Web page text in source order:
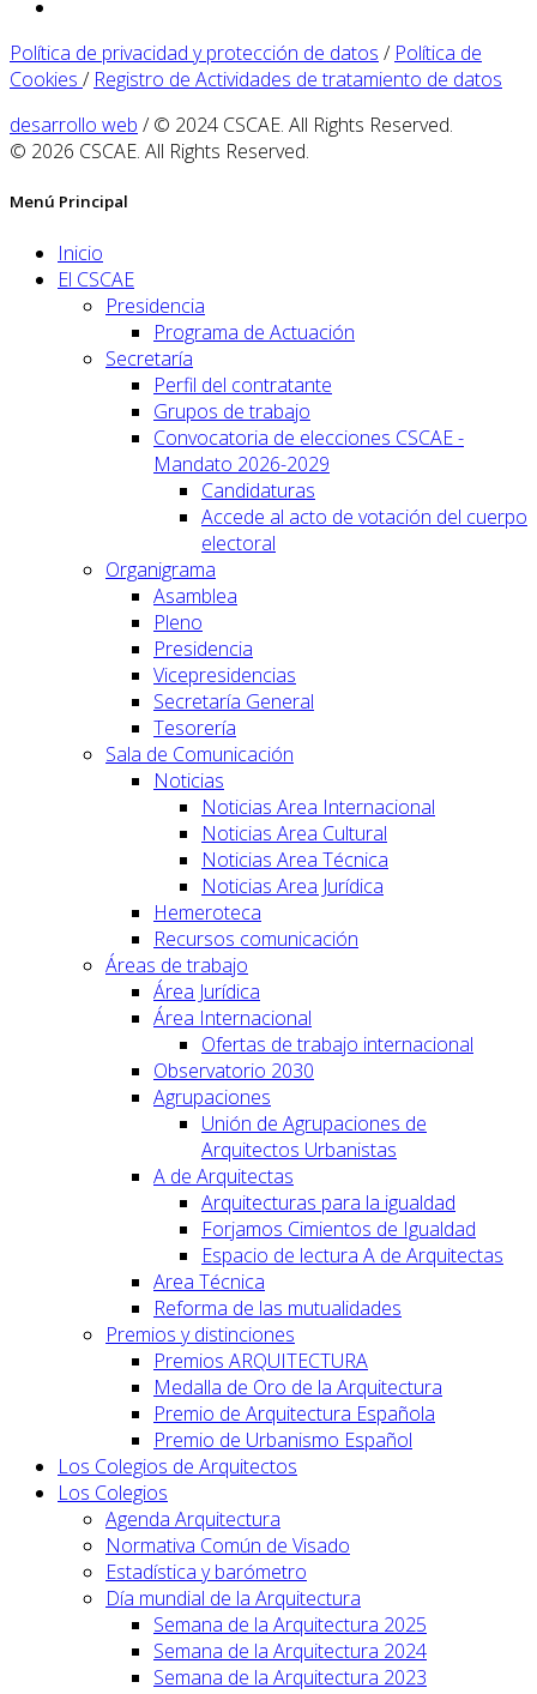
Política de privacidad y protección de datos / Política de
Cookies / Registro de Actividades de tratamiento de datos
desarrollo web / © 2024 CSCAE. All Rights Reserved.
© 2026 CSCAE. All Rights Reserved.
Menú Principal
Inicio
El CSCAE
Presidencia
Programa de Actuación
Secretaría
Perfil del contratante
Grupos de trabajo
Convocatoria de elecciones CSCAE -
Mandato 2026-2029
Candidaturas
Accede al acto de votación del cuerpo
electoral
Organigrama
Asamblea
Pleno
Presidencia
Vicepresidencias
Secretaría General
Tesorería
Sala de Comunicación
Noticias
Noticias Area Internacional
Noticias Area Cultural
Noticias Area Técnica
Noticias Area Jurídica
Hemeroteca
Recursos comunicación
Áreas de trabajo
Área Jurídica
Área Internacional
Ofertas de trabajo internacional
Observatorio 2030
Agrupaciones
Unión de Agrupaciones de
Arquitectos Urbanistas
A de Arquitectas
Arquitecturas para la igualdad
Forjamos Cimientos de Igualdad
Espacio de lectura A de Arquitectas
Area Técnica
Reforma de las mutualidades
Premios y distinciones
Premios ARQUITECTURA
Medalla de Oro de la Arquitectura
Premio de Arquitectura Española
Premio de Urbanismo Español
Los Colegios de Arquitectos
Los Colegios
Agenda Arquitectura
Normativa Común de Visado
Estadística y barómetro
Día mundial de la Arquitectura
Semana de la Arquitectura 2025
Semana de la Arquitectura 2024
Semana de la Arquitectura 2023